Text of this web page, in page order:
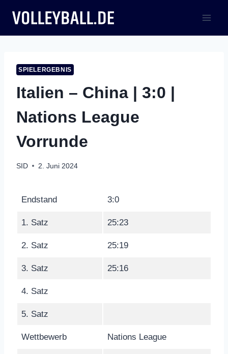
Inhalt
springen
SPIELERGEBNIS
Italien – China | 3:0 |
Nations League
Vorrunde
SID 2. Juni 2024
Endstand 3:0
1. Satz 25:23
2. Satz 25:19
3. Satz 25:16
4. Satz
5. Satz
Wettbewerb Nations League